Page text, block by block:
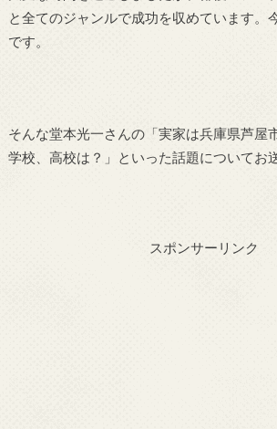
と全てのジャンルで成功を収めています。
です。
そんな堂本光一さんの「実家は兵庫県芦屋
学校、高校は？」といった話題についてお
スポンサーリンク